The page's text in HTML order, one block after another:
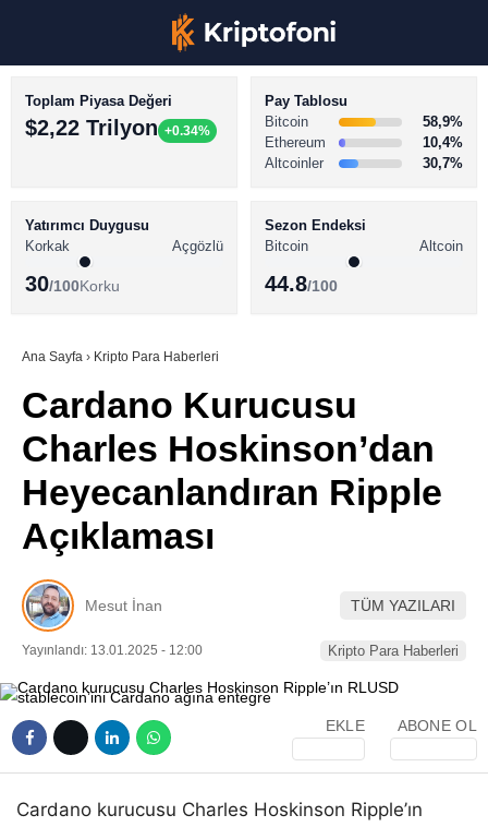
Youtube
TikTok
Pinterest
BİTCOİN HABERLERİ
ALTCOİN HABERLERİ
SÖZLÜK
Toplam Piyasa Değeri
$2,22 Trilyon +0.34%
Pay Tablosu
Bitcoin
58,9%
Ethereum
10,4%
Altcoinler
30,7%
Yatırımcı Duygusu
Korkak
Açgözlü
30/100Korku
Sezon Endeksi
Bitcoin
Altcoin
44.8/100
Ana Sayfa › Kripto Para Haberleri
Cardano Kurucusu
Charles Hoskinson’dan
Heyecanlandıran Ripple
Açıklaması
Mesut İnan TÜM YAZILARI
Yayınlandı: 13.01.2025 - 12:00 Kripto Para Haberleri
EKLE ABONE OL
Cardano kurucusu Charles Hoskinson Ripple’ın